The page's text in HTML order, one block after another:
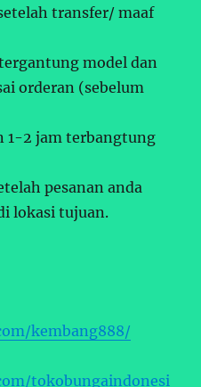
transfer/ maaf
model dan
orderan (sebelum
1-2 jam terbangtung
pesanan anda
lokasi tujuan.
kembang888/
tokobungaindonesi